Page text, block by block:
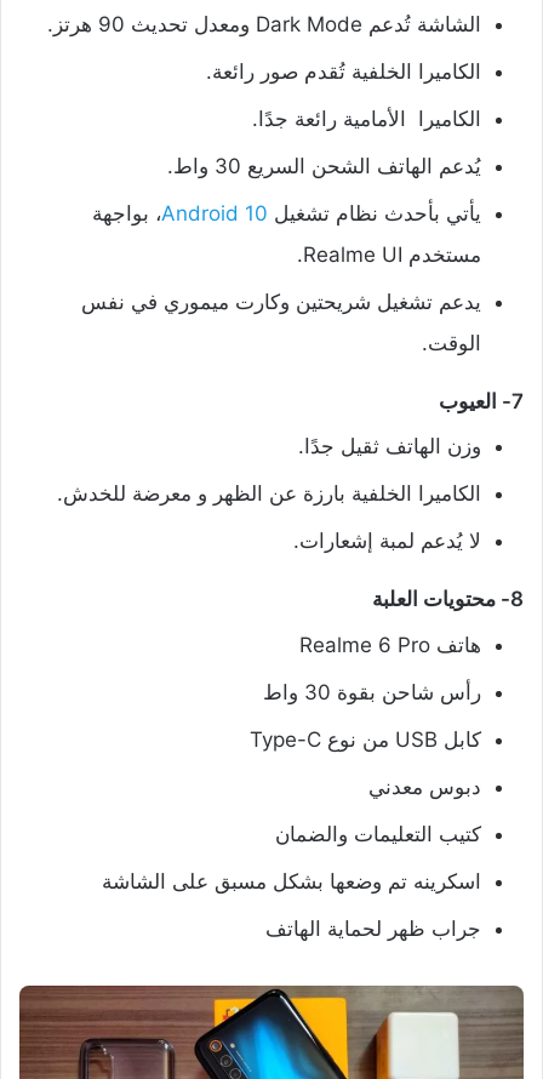
الشاشة تُدعم Dark Mode ومعدل تحديث 90 هرتز.
الكاميرا الخلفية تُقدم صور رائعة.
الكاميرا الأمامية رائعة جدًا.
يُدعم الهاتف الشحن السريع 30 واط.
يأتي بأحدث نظام تشغيل Android 10، بواجهة
مستخدم Realme UI.
يدعم تشغيل شريحتين وكارت ميموري في نفس
الوقت.
7- العيوب
وزن الهاتف ثقيل جدًا.
الكاميرا الخلفية بارزة عن الظهر و معرضة للخدش.
لا يُدعم لمبة إشعارات.
8- محتويات العلبة
هاتف Realme 6 Pro
رأس شاحن بقوة 30 واط
كابل USB من نوع Type-C
دبوس معدني
كتيب التعليمات والضمان
اسكرينه تم وضعها بشكل مسبق على الشاشة
جراب ظهر لحماية الهاتف